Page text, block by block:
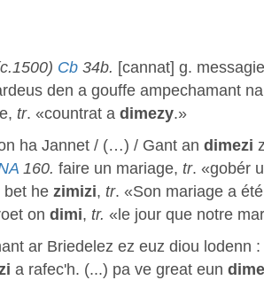
Cb 34b. [cannat] g.
den a gouffe ampechamant
tr. «countrat a dimezy.»
ha Jannet / (…) / Gant an dimezi
160. faire un mariage, tr. «gobér
bet he zimizi, tr. «Son mariage a
on dimi, tr. «le jour que notre
ar Briedelez ez euz diou lodenn :
a rafec'h. (...) pa ve great eun